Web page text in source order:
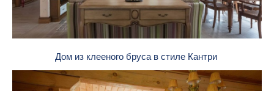
Дом из клееного бруса в стиле Кантри